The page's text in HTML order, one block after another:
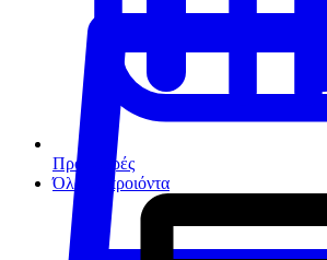
Προσφορές
Όλα τα προιόντα